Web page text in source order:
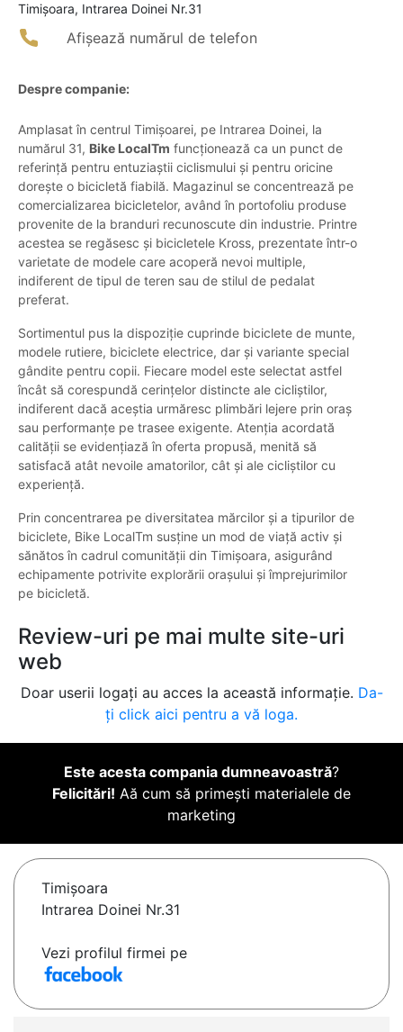
Timişoara, Intrarea Doinei Nr.31
Afișează numărul de telefon
Despre companie:
Amplasat în centrul Timișoarei, pe Intrarea Doinei, la
numărul 31, Bike LocalTm funcționează ca un punct de
referință pentru entuziaștii ciclismului și pentru oricine
dorește o bicicletă fiabilă. Magazinul se concentrează pe
comercializarea bicicletelor, având în portofoliu produse
provenite de la branduri recunoscute din industrie. Printre
acestea se regăsesc și bicicletele Kross, prezentate într-o
varietate de modele care acoperă nevoi multiple,
indiferent de tipul de teren sau de stilul de pedalat
preferat.
Sortimentul pus la dispoziție cuprinde biciclete de munte,
modele rutiere, biciclete electrice, dar și variante special
gândite pentru copii. Fiecare model este selectat astfel
încât să corespundă cerințelor distincte ale cicliștilor,
indiferent dacă aceștia urmăresc plimbări lejere prin oraș
sau performanțe pe trasee exigente. Atenția acordată
calității se evidențiază în oferta propusă, menită să
satisfacă atât nevoile amatorilor, cât și ale cicliștilor cu
experiență.
Prin concentrarea pe diversitatea mărcilor și a tipurilor de
biciclete, Bike LocalTm susține un mod de viață activ și
sănătos în cadrul comunității din Timișoara, asigurând
echipamente potrivite explorării orașului și împrejurimilor
pe bicicletă.
Review-uri pe mai multe site-uri
web
Doar userii logați au acces la această informație. Da-
ți click aici pentru a vă loga.
Este acesta compania dumneavoastră?
Felicitări! Aă cum să primești materialele de
marketing
Timişoara
Intrarea Doinei Nr.31
Vezi profilul firmei pe